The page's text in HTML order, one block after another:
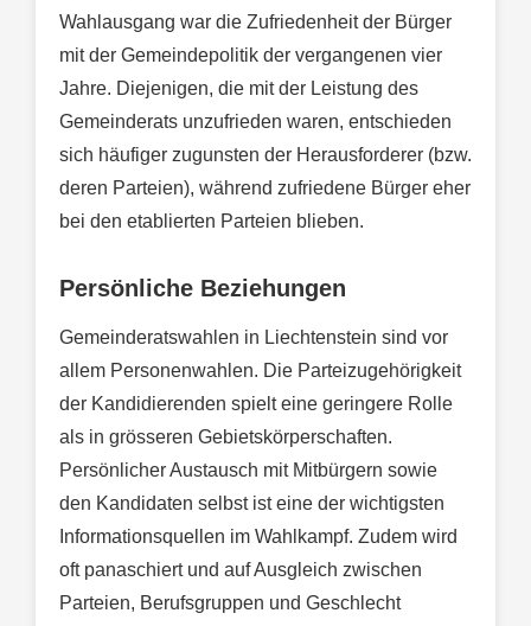
Wahlausgang war die Zufriedenheit der Bürger
mit der Gemeindepolitik der vergangenen vier
Jahre. Diejenigen, die mit der Leistung des
Gemeinderats unzufrieden waren, entschieden
sich häufiger zugunsten der Herausforderer (bzw.
deren Parteien), während zufriedene Bürger eher
bei den etablierten Parteien blieben.
Persönliche Beziehungen
Gemeinderatswahlen in Liechtenstein sind vor
allem Personenwahlen. Die Parteizugehörigkeit
der Kandidierenden spielt eine geringere Rolle
als in grösseren Gebietskörperschaften.
Persönlicher Austausch mit Mitbürgern sowie
den Kandidaten selbst ist eine der wichtigsten
Informationsquellen im Wahlkampf. Zudem wird
oft panaschiert und auf Ausgleich zwischen
Parteien, Berufsgruppen und Geschlecht